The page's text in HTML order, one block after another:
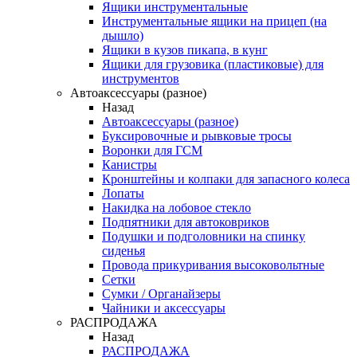
Ящики инструментальные
Инструментальные ящики на прицеп (на
дышло)
Ящики в кузов пикапа, в кунг
Ящики для грузовика (пластиковые) для
инструментов
Автоаксессуары (разное)
Назад
Автоаксессуары (разное)
Буксировочные и рывковые тросы
Воронки для ГСМ
Канистры
Кронштейны и колпаки для запасного колеса
Лопаты
Накидка на лобовое стекло
Подпятники для автоковриков
Подушки и подголовники на спинку
сиденья
Провода прикуривания высоковольтные
Сетки
Сумки / Органайзеры
Чайники и аксессуары
РАСПРОДАЖА
Назад
РАСПРОДАЖА